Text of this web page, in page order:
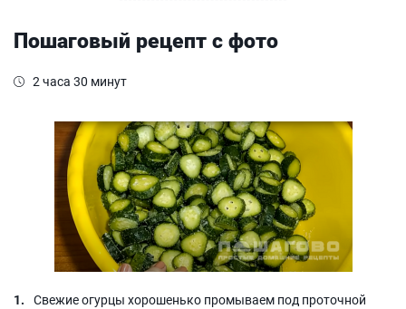
Пошаговый рецепт с фото
2 часа 30 минут
Свежие огурцы хорошенько промываем под проточной